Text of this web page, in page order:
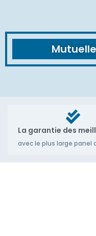
La garantie des
avec le plus large panel